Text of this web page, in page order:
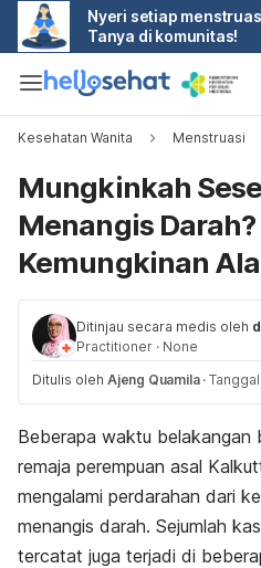
Nyeri setiap
Tanya di komunitas!
Kesehatan Wanita Menstruasi
Mungkinkah
Menangis
Kemungkinan
Ditinjau secara medis oleh
Practitioner · None
Ditulis oleh Ajeng Quamila ·
Beberapa waktu belakangan
remaja perempuan asal
mengalami perdarahan dari
menangis darah. Sejumlah
tercatat juga terjadi di